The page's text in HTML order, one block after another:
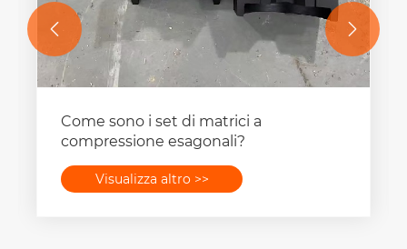
Come sono i set di matrici a
compressione esagonali?
Visualizza altro >>
 